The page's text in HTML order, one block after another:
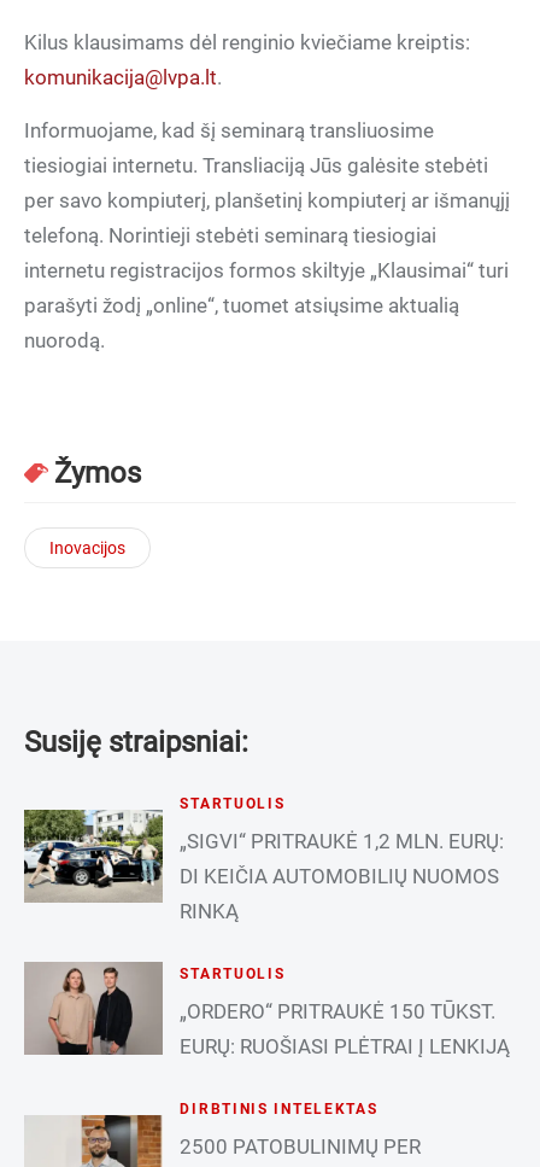
Kilus klausimams dėl renginio kviečiame kreiptis:
komunikacija@lvpa.lt.
Informuojame, kad šį seminarą transliuosime
tiesiogiai internetu. Transliaciją Jūs galėsite stebėti
per savo kompiuterį, planšetinį kompiuterį ar išmanųjį
telefoną. Norintieji stebėti seminarą tiesiogiai
internetu registracijos formos skiltyje „Klausimai“ turi
parašyti žodį „online“, tuomet atsiųsime aktualią
nuorodą.
Žymos
Inovacijos
Susiję straipsniai:
STARTUOLIS
„SIGVI“ PRITRAUKĖ 1,2 MLN. EURŲ:
DI KEIČIA AUTOMOBILIŲ NUOMOS
RINKĄ
STARTUOLIS
„ORDERO“ PRITRAUKĖ 150 TŪKST.
EURŲ: RUOŠIASI PLĖTRAI Į LENKIJĄ
DIRBTINIS INTELEKTAS
2500 PATOBULINIMŲ PER